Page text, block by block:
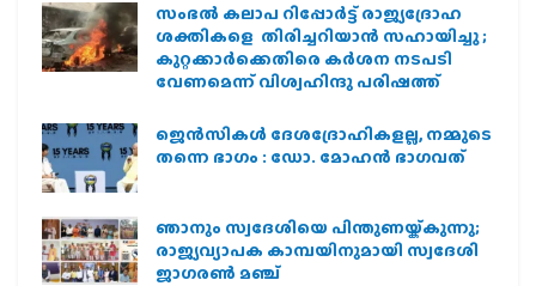
സംഭൽ കലാപ റിപ്പോർട്ട് രാജ്യദ്രോഹ
ശക്തികളെ തിരിച്ചറിയാൻ സഹായിച്ചു ;
കുറ്റക്കാർക്കെതിരെ കർശന നടപടി
വേണമെന്ന് വിശ്വഹിന്ദു പരിഷത്ത്
ജെന്‍സികള്‍ ദേശദ്രോഹികളല്ല, നമ്മുടെ
തന്നെ ഭാഗം : ഡോ. മോഹന്‍ ഭാഗവത്
ഞാനും സ്വദേശിയെ പിന്തുണയ്ക്കുന്നു;
രാജ്യവ്യാപക കാമ്പയിനുമായി സ്വദേശി
ജാഗരണ്‍ മഞ്ച്